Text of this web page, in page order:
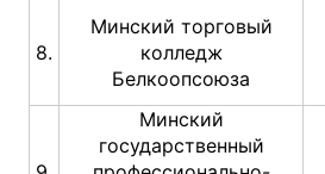
8.
Минский торговый
колледж
Белкоопсоюза
Минский
государственный